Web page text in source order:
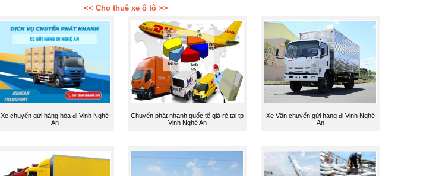
<< Cho thuê xe ô tô >>
Xe chuyển gửi hàng hóa đi Vinh Nghệ
An
Chuyển phát nhanh quốc tế giá rẻ tại tp
Vinh Nghệ An
Xe Vận chuyển gửi hàng đi Vinh Nghệ
An